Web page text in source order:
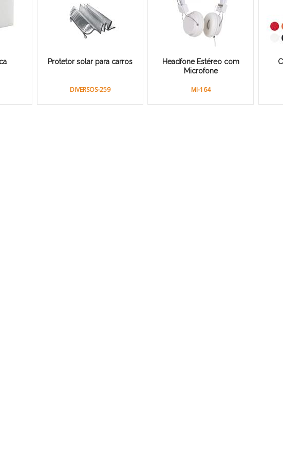
Protetor solar para carros
DIVERSOS-259
Headfone Estéreo com
Microfone
MI-164